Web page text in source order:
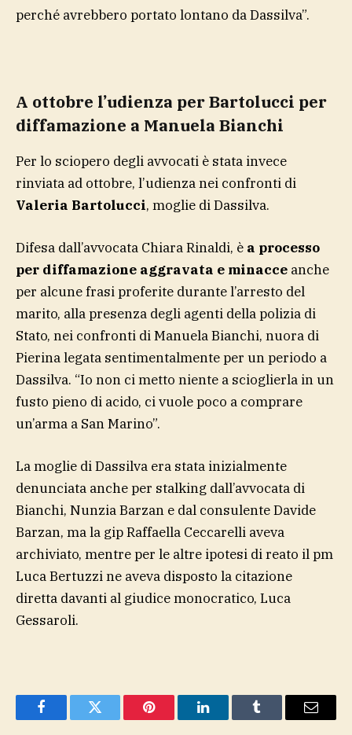
perché avrebbero portato lontano da Dassilva”.
A ottobre l’udienza per Bartolucci per
diffamazione a Manuela Bianchi
Per lo sciopero degli avvocati è stata invece
rinviata ad ottobre, l’udienza nei confronti di
Valeria Bartolucci, moglie di Dassilva.
Difesa dall’avvocata Chiara Rinaldi, è a processo
per diffamazione aggravata e minacce anche
per alcune frasi proferite durante l’arresto del
marito, alla presenza degli agenti della polizia di
Stato, nei confronti di Manuela Bianchi, nuora di
Pierina legata sentimentalmente per un periodo a
Dassilva. “Io non ci metto niente a scioglierla in un
fusto pieno di acido, ci vuole poco a comprare
un’arma a San Marino”.
La moglie di Dassilva era stata inizialmente
denunciata anche per stalking dall’avvocata di
Bianchi, Nunzia Barzan e dal consulente Davide
Barzan, ma la gip Raffaella Ceccarelli aveva
archiviato, mentre per le altre ipotesi di reato il pm
Luca Bertuzzi ne aveva disposto la citazione
diretta davanti al giudice monocratico, Luca
Gessaroli.
FacebookTwitter Pinterest LinkedInTumblr Email